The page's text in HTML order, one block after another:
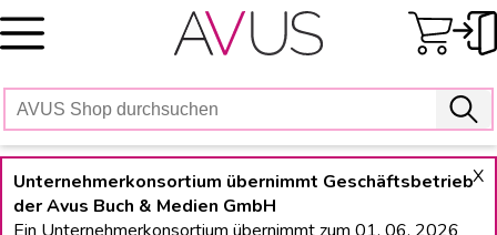
Skip
to
X
Unternehmerkonsortium übernimmt Geschäftsbetrieb
der Avus Buch & Medien GmbH